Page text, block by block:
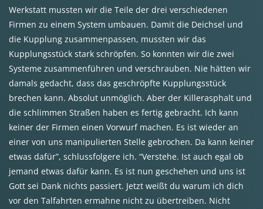
Werkstatt mussten wir die Teile der drei verschiedenen
Firmen zu einem System umbauen. Damit die Deichsel und
die Kupplung zusammenpassen, mussten wir das
Kupplungsstück stark schröpfen. So konnten wir die zwei
Systeme zusammenführen und verschrauben. Nie hätten wir
damals gedacht, dass das geschröpfte Kupplungsstück
brechen kann. Absolut unmöglich. Aber der Killerasphalt und
die schlimmen Straßen haben es fertig gebracht. Ich kann
keiner der Firmen einen Vorwurf machen. Es ist wieder an
einer von uns manipulierten Stelle gebrochen. Da kann keiner
etwas dafür”, schlussfolgere ich. “Verstehe. Ist auch egal ob
jemand etwas dafür kann. Es ist nun geschehen und uns ist
Gott sei Dank nichts passiert. Jetzt weißt du warum ich dich
vor den Talfahrten ermahne nicht zu übertreiben. Nicht